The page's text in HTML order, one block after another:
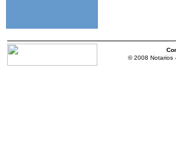
© 2008 Notarios